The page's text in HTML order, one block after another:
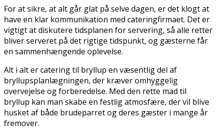
For at sikre, at alt går glat på selve dagen, er det klogt at
have en klar kommunikation med cateringfirmaet. Det er
vigtigt at diskutere tidsplanen for servering, så alle retter
bliver serveret på det rigtige tidspunkt, og gæsterne får
en sammenhængende oplevelse.
Alt i alt er catering til bryllup en væsentlig del af
bryllupsplanlægningen, der kræver omhyggelig
overvejelse og forberedelse. Med den rette mad til
bryllup kan man skabe en festlig atmosfære, der vil blive
husket af både brudeparret og deres gæster i mange år
fremover.